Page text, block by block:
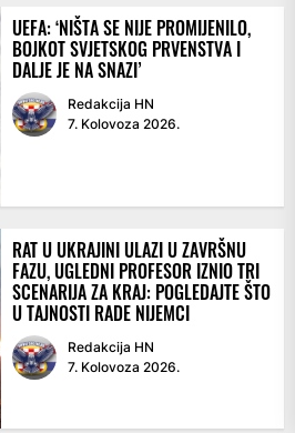
UEFA: ‘NIŠTA SE NIJE PROMIJENILO,
BOJKOT SVJETSKOG PRVENSTVA I
DALJE JE NA SNAZI’
Redakcija HN
7. Kolovoza 2026.
RAT U UKRAJINI ULAZI U ZAVRŠNU
FAZU, UGLEDNI PROFESOR IZNIO TRI
SCENARIJA ZA KRAJ: POGLEDAJTE ŠTO
U TAJNOSTI RADE NIJEMCI
Redakcija HN
7. Kolovoza 2026.